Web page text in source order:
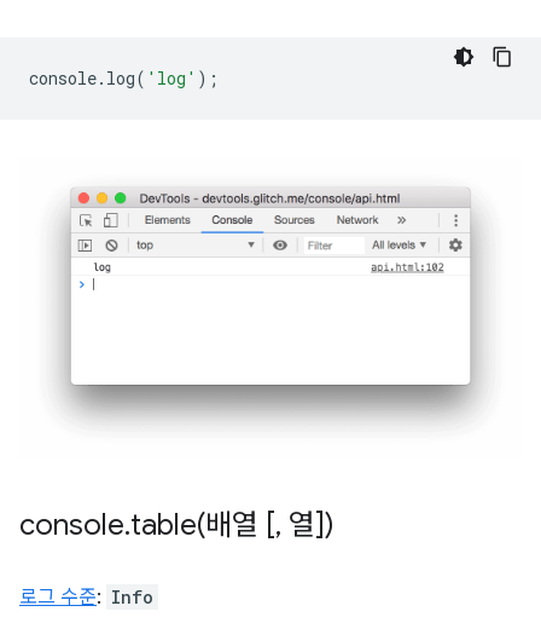
console. log( 'log' );
console.table(배열 [, 열])
로그 수준: Info